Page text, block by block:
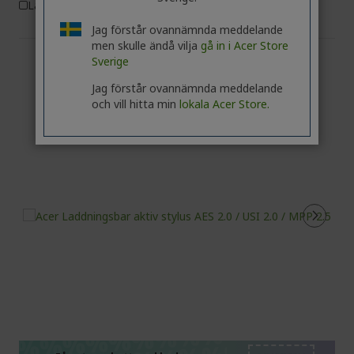
Lägg till i Jämför
Jag förstår ovannämnda meddelande
men skulle ändå vilja gå in i Acer Store
Sverige
Jag förstår ovannämnda meddelande
och vill hitta min lokala Acer Store.